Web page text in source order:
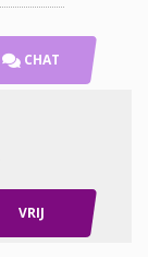
CHAT
VRIJ